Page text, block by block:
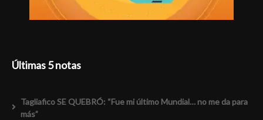
Últimas 5 notas
Tagliafico SE QUEBRÓ: “Fue mi último Mundial… no me da para
más”